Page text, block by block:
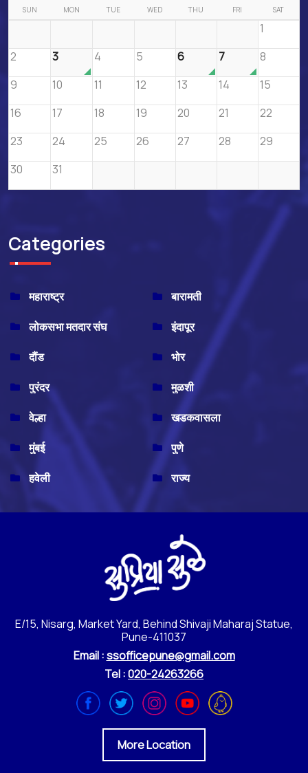
SUN MON TUE WED THU FRI SAT
1
2
3 4 5 6 7
8
9
10 11 12 13 14
15
16
17 18 19 20 21
22
23
24 25 26 27 28
29
30
31
Categories
महाराष्ट्र
बारामती
लोकसभा मतदार संघ
इंदापूर
दौंड
भोर
पुरंदर
मुळशी
वेल्हा
खडकवासला
मुंबई
पुणे
हवेली
राज्य
E/15, Nisarg, Market Yard, Behind Shivaji Maharaj Statue,
Pune-411037
Email :ssofficepune@gmail.com
Tel :020-24263266
More Location